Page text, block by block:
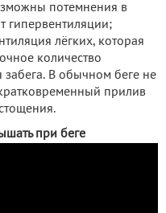
потемнения в
гипервентиляции;
лёгких, которая
количество
В обычном беге не
кратковременный прилив
при беге